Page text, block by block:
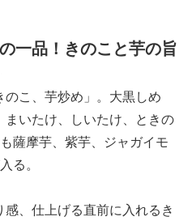
一品！きのこと芋の旨
こ、芋炒め」。大黒しめ
いたけ、しいたけ、ときの
薩摩芋、紫芋、ジャガイモ
る。
、仕上げる直前に入れるき